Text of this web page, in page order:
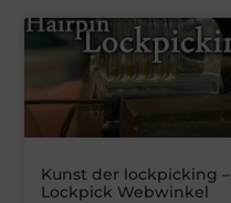
Kunst der lockpicking –
Lockpick Webwinkel